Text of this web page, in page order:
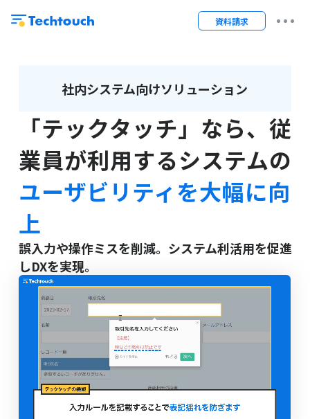
資料請求
社内システム向けソリューション
「テックタッチ」なら、従
業員が利用するシステムの
ユーザビリティを大幅に向
上
誤入力や操作ミスを削減。システム利活用を促進
しDXを実現。